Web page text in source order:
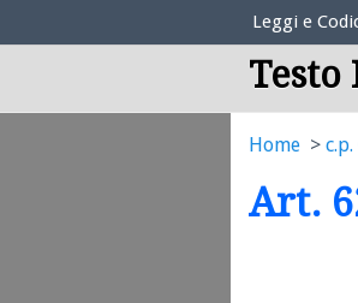
Elenco
Leggi e
Testo
Home
Art.